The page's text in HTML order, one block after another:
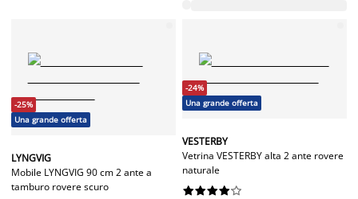
-25%
Una grande offerta
LYNGVIG
Mobile LYNGVIG 90 cm 2 ante a
tamburo rovere scuro
-24%
Una grande offerta
VESTERBY
Vetrina VESTERBY alta 2 ante rovere
naturale





